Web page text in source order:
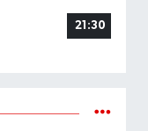
21:30